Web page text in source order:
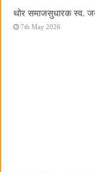
थोर समाजसुधारक स्व.
7th May 2026